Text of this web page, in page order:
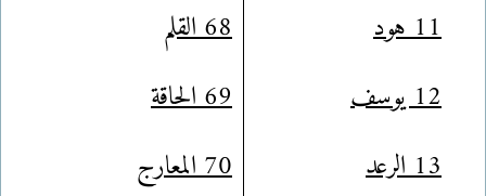
11 هود
12 يوسف
13 الرعد
68 القلم
69 الحاقة
70 المعارج